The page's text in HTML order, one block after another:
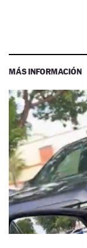
MÁS INFORMACIÓN